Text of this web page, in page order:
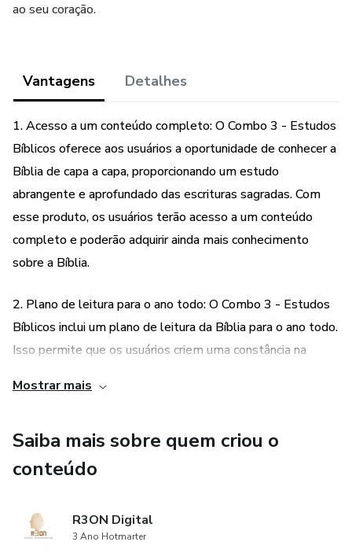
ao seu coração.
Vantagens Detalhes
1. Acesso a um conteúdo completo: O Combo 3 - Estudos
Bíblicos oferece aos usuários a oportunidade de conhecer a
Bíblia de capa a capa, proporcionando um estudo
abrangente e aprofundado das escrituras sagradas. Com
esse produto, os usuários terão acesso a um conteúdo
completo e poderão adquirir ainda mais conhecimento
sobre a Bíblia.
2. Plano de leitura para o ano todo: O Combo 3 - Estudos
Bíblicos inclui um plano de leitura da Bíblia para o ano todo.
Isso permite que os usuários criem uma constância na
se dedicar à palavra de Deus. Com esse plano de leitura, os
garantindo uma compreensão mais ampla e aprofundada
das escrituras.
do plano de leitura, o Combo 3 - Estudos Bíblicos também
Mostrar mais
Saiba mais sobre quem criou o
conteúdo
R3ON Digital
3 Ano Hotmarter